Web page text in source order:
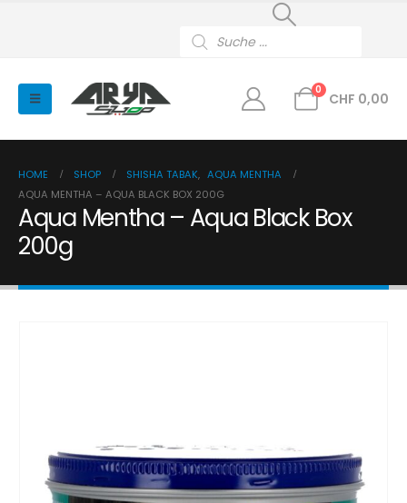
search
0
CHF 0,00
HOME SHOP SHISHA TABAK, AQUA MENTHA
AQUA MENTHA – AQUA BLACK BOX 200G
Aqua Mentha – Aqua Black Box
200g